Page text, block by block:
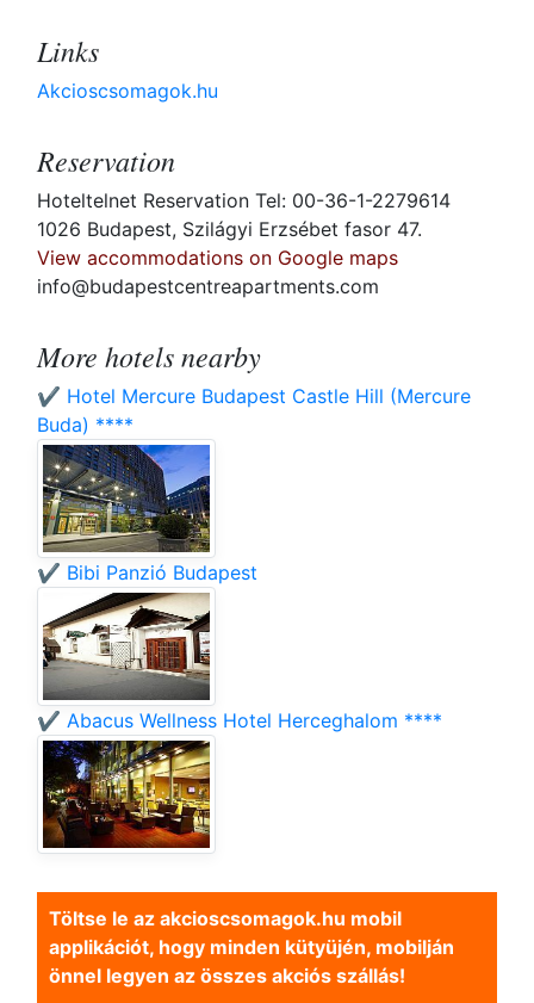
Links
Akcioscsomagok.hu
Reservation
Hoteltelnet Reservation Tel: 00-36-1-2279614
1026 Budapest, Szilágyi Erzsébet fasor 47.
View accommodations on Google maps
info@budapestcentreapartments.com
More hotels nearby
✔️ Hotel Mercure Budapest Castle Hill (Mercure
Buda) ****
✔️ Bibi Panzió Budapest
✔️ Abacus Wellness Hotel Herceghalom ****
Töltse le az akcioscsomagok.hu mobil
applikációt, hogy minden kütyüjén, mobilján
önnel legyen az összes akciós szállás!